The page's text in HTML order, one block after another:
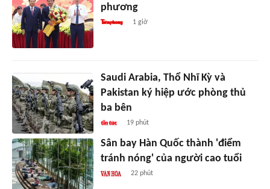
phương
1 giờ
Saudi Arabia, Thổ Nhĩ Kỳ và
Pakistan ký hiệp ước phòng thủ
ba bên
19 phút
Sân bay Hàn Quốc thành 'điểm
tránh nóng' của người cao tuổi
22 phút